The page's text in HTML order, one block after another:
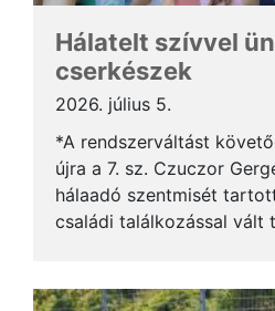
Hálatelt szívvel
cserkészek
2026. július 5.
*A rendszerváltást
újra a 7. sz. Czuczor
hálaadó szentmisét
családi találkozással vált